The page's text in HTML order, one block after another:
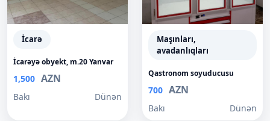
İcarə
İcarəyə obyekt, m.20 Yanvar
1,500 AZN
Bakı Dünən
Maşınları,
avadanlıqları
Qastronom soyuducusu
700 AZN
Bakı Dünən